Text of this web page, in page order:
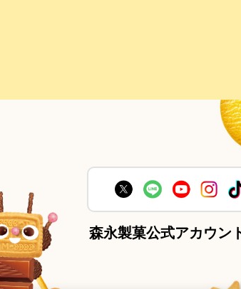
森永製菓公式アカウン